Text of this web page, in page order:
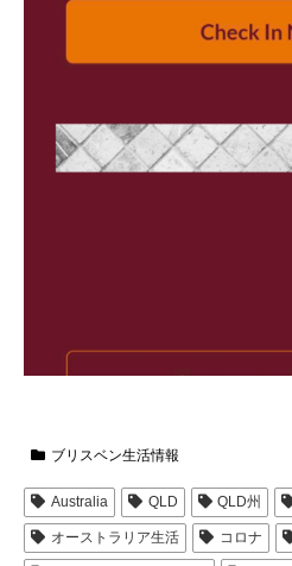
ブリスベン生活情報
Australia QLD QLD州
オーストラリア生活 コロナ